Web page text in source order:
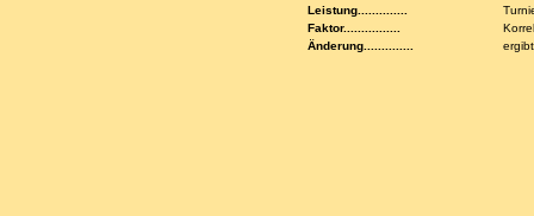
Leistung..............
Faktor................
Änderung..............